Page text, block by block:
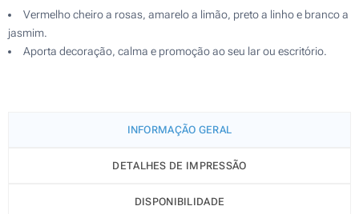
Vermelho cheiro a rosas, amarelo a limão, preto a linho e branco a
jasmim.
Aporta decoração, calma e promoção ao seu lar ou escritório.
INFORMAÇÃO GERAL
DETALHES DE IMPRESSÃO
DISPONIBILIDADE